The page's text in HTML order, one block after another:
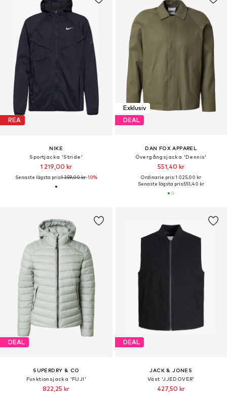
REA
NIKE
Sportjacka 'Stride'
1 219,00 kr
Senaste lägsta pris:1 359,00 kr-10%
Exklusiv
DEAL
DAN FOX APPAREL
Övergångsjacka 'Dennis'
551,40 kr
Ordinarie pris: 1 025,00 kr
Senaste lägsta pris:551,40 kr
DEAL
SUPERDRY & CO
Funktionsjacka 'FUJI'
822,25 kr
DEAL
JACK & JONES
Väst 'JJEDOVER'
427,50 kr